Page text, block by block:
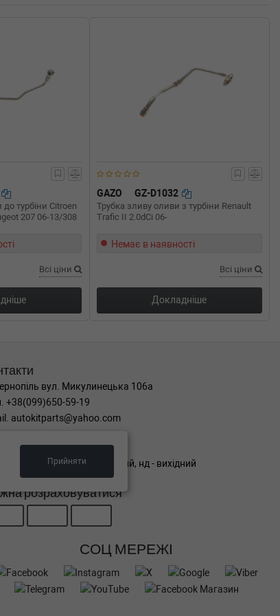
турбіни Citroen
207 06-13/308
Всі ціни
GAZO GZ-D1032
Трубка зливу оливи з турбіни Renault
Trafic II 2.0dCi 06-
Немає в наявності
Всі ціни
Докладніше
вул. Микулинецька 106а
+38(099)650-59-19
autokitparts@yahoo.com
роботи
з 9:00 до 17:00, сб - вихідний, нд - вихідний
розраховуватися
СОЦ МЕРЕЖІ
Прийняти